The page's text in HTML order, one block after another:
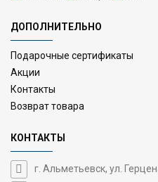
ДОПОЛНИТЕЛЬНО
Подарочные сертификаты
Акции
Контакты
Возврат товара
КОНТАКТЫ
г. Альметьевск, ул.